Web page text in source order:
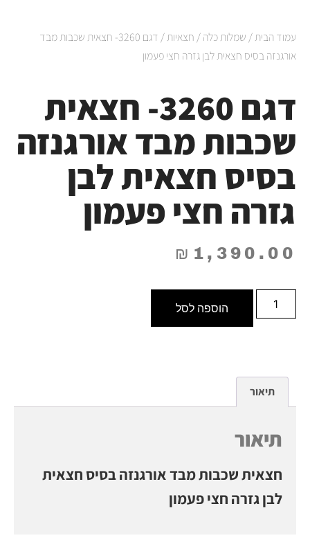
עמוד הבית/ שמלות כלה/ חצאיות
/ דגם 3260- חצאית שכבות מבד
אורגנזה בסיס חצאית לבן גזרה חצי פעמון
דגם 3260- חצאית
שכבות מבד אורגנזה
בסיס חצאית לבן
גזרה חצי פעמון
₪ 1,390.00
הוספה לסל
תיאור
תיאור
חצאית שכבות מבד אורגנזה בסיס חצאית
לבן גזרה חצי פעמון